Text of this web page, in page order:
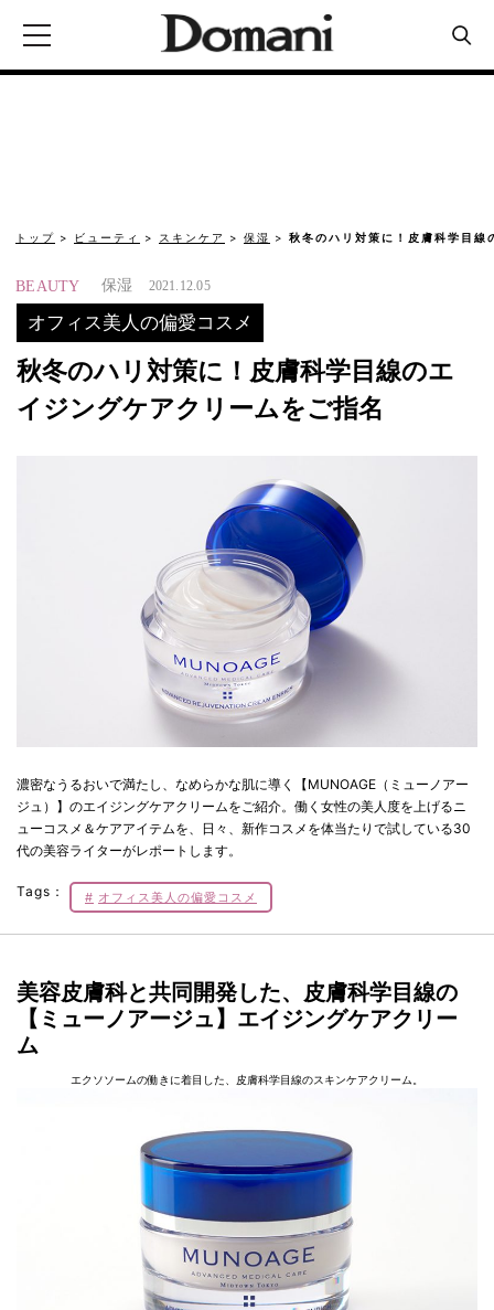
トップ ビューティ スキンケア 保湿 秋冬のハリ対策に！皮膚科学目
BEAUTY 保湿 2021.12.05
オフィス美人の偏愛コスメ
秋冬のハリ対策に！皮膚科学目線のエ
イジングケアクリームをご指名
濃密なうるおいで満たし、なめらかな肌に導く【MUNOAGE（ミューノアー
ジュ）】のエイジングケアクリームをご紹介。働く女性の美人度を上げるニ
ューコスメ＆ケアアイテムを、日々、新作コスメを体当たりで試している30
代の美容ライターがレポートします。
Tags： オフィス美人の偏愛コスメ
美容皮膚科と共同開発した、皮膚科学目線の
【ミューノアージュ】エイジングケアクリー
ム
エクソソームの働きに着目した、皮膚科学目線のスキンケアクリーム。